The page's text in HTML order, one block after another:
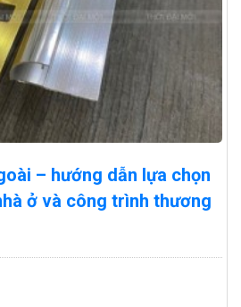
– hướng dẫn lựa chọn
ở và công trình thương